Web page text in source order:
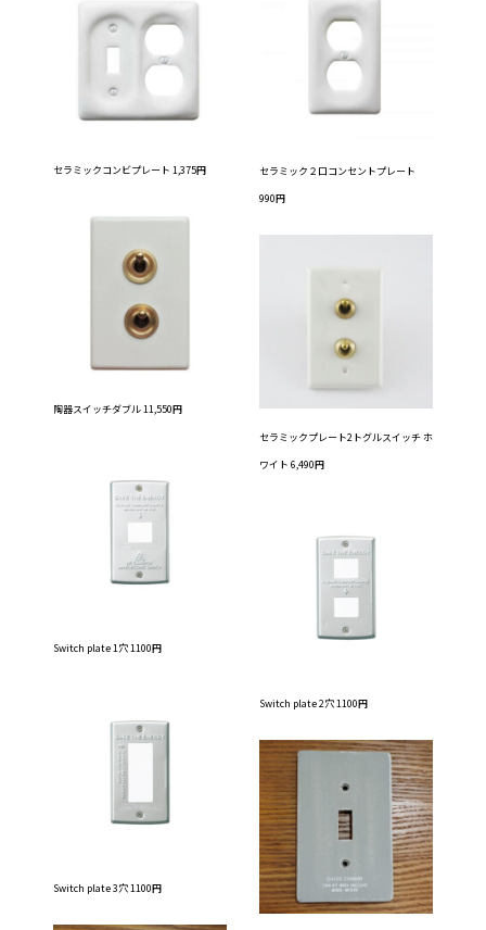
セラミックコンビプレート 1,375円
セラミック２口コンセントプレート
990円
陶器スイッチダブル 11,550円
セラミックプレート2トグルスイッチ ホ
ワイト 6,490円
Switch plate 1穴 1100円
Switch plate 2穴 1100円
Switch plate 3穴 1100円